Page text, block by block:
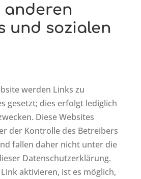
anderen
und sozialen
werden Links zu
gesetzt; dies erfolgt lediglich
Diese Websites
der Kontrolle des Betreibers
fallen daher nicht unter die
Datenschutzerklärung.
aktivieren, ist es möglich,